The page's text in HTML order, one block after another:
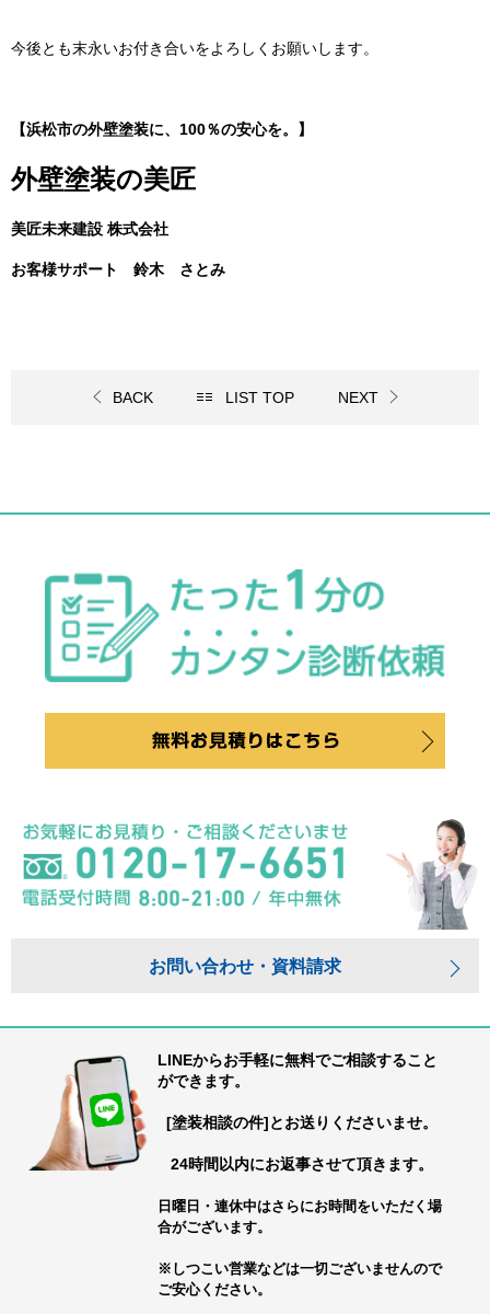
今後とも末永いお付き合いをよろしくお願いします。
【浜松市の外壁塗装に、100％の安心を。】
外壁塗装の美匠
美匠未来建設 株式会社
お客様サポート 鈴木 さとみ
BACK LIST TOP NEXT
お問い合わせ・資料請求
LINEからお手軽に無料でご相談すること
ができます。
[塗装相談の件]とお送りくださいませ。
24時間以内にお返事させて頂きます。
日曜日・連休中はさらにお時間をいただく場
合がございます。
※しつこい営業などは一切ございませんので
ご安心ください。